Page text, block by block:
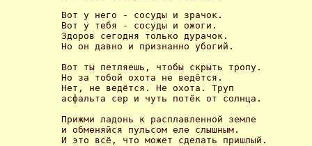
Вот у него - сосуды и зрачок.
Вот у тебя - сосуды и ожоги.
Здоров сегодня только дурачок.
Но он давно и признанно убогий.
Вот ты петляешь, чтобы скрыть тропу.
Но за тобой охота не ведётся.
Нет, не ведётся. Не охота. Труп
асфальта сер и чуть потёк от солнца.
Прижми ладонь к расплавленной земле
и обменяйся пульсом еле слышным.
И это всё, что может сделать пришлый.